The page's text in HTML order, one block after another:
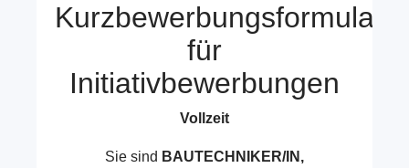
Kurzbewerbungsformular
für
Initiativbewerbungen
Vollzeit
Sie sind BAUTECHNIKER/IN,